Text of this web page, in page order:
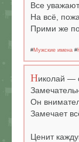
Все
На всё,
Прими же
#Мужские имена #
Николай —
Он
Замечает
Ценит